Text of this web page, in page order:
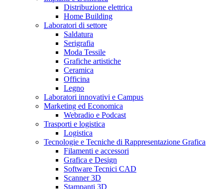
Distribuzione elettrica
Home Building
Laboratori di settore
Saldatura
Serigrafia
Moda Tessile
Grafiche artistiche
Ceramica
Officina
Legno
Laboratori innovativi e Campus
Marketing ed Economica
Webradio e Podcast
Trasporti e logistica
Logistica
Tecnologie e Tecniche di Rappresentazione Grafica
Filamenti e accessori
Grafica e Design
Software Tecnici CAD
Scanner 3D
Stampanti 3D